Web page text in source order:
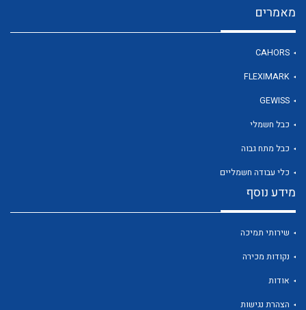
לכל מוצרי היצרן
מאמרים
CAHORS
FLEXIMARK
GEWISS
כבל חשמלי
כבל מתח גבוה
כלי עבודה חשמליים
מידע נוסף
שירותי תמיכה
נקודות מכירה
אודות
הצהרת נגישות